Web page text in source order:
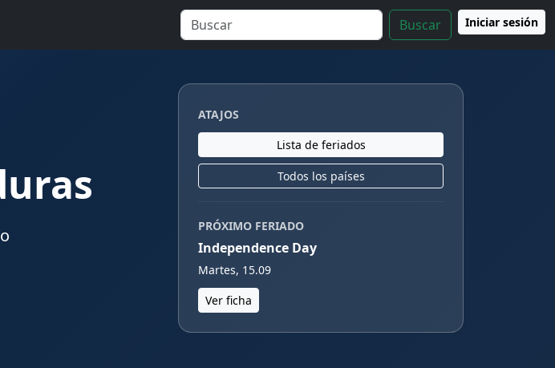
Buscar Iniciar sesión
ATAJOS
Lista de feriados
Todos los países
PRÓXIMO FERIADO
Independence Day
Martes, 15.09
Ver ficha